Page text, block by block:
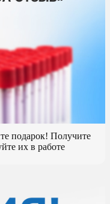
подарок! Получите
их в работе